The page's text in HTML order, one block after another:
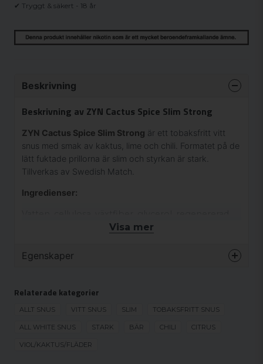
✔ Tryggt & säkert - 18 år
Beskrivning
Beskrivning av ZYN Cactus Spice Slim Strong
ZYN Cactus Spice Slim Strong är ett tobaksfritt vitt
snus med smak av kaktus, lime och chili. Formatet på de
lätt fuktade prillorna är slim och styrkan är stark.
Tillverkas av Swedish Match.
Ingredienser:
cellulosa, natriumklorid, nikotin, aromer,
kalciumklorid, acesulfam K.
Visa mer
Egenskaper
Smak
Format
Slim
Styrka
Stark
Produkttyp
Relaterade kategorier
ALLT SNUS VITT SNUS SLIM TOBAKSFRITT SNUS
ALL WHITE SNUS STARK BÄR CHILI CITRUS
VIOL/KAKTUS/FLÄDER